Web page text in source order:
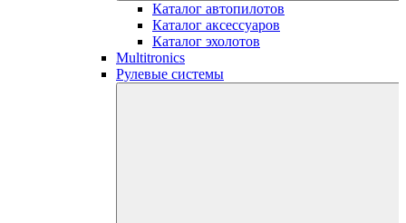
Каталог автопилотов
Каталог аксессуаров
Каталог эхолотов
Multitronics
Рулевые системы